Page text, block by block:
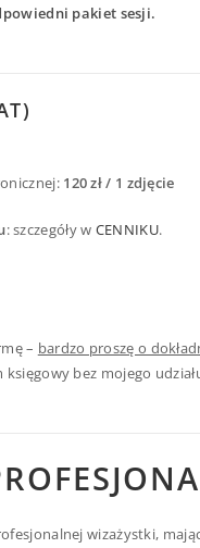
pakiet sesji.
120 zł / 1 zdjęcie
: szczegóły w CENNIKU.
– bardzo proszę o
bez mojego
wizażystki,